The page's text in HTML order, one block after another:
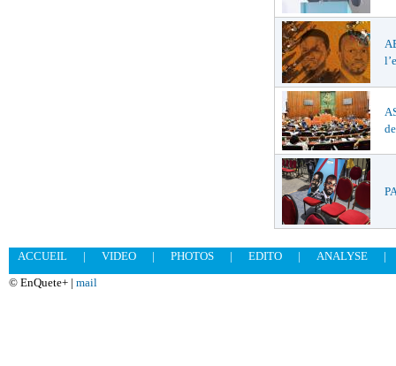
ACCUEIL | VIDEO | PHOTOS | EDITO | ANALYSE
|
© EnQuete+ | mail